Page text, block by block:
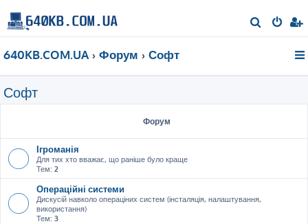
о
640KB.COM.UA Форум Софт
Софт
Форум
Ігроманія
Для тих хто вважає, що раніше було краще
Тем: 2
Операційні системи
Дискусій навколо операціних систем (інсталяція, налаштування,
використання)
Тем: 3